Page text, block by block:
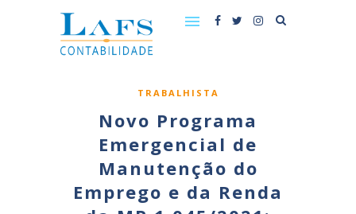
TRABALHISTA
Novo Programa
Emergencial de
Manutenção do
Emprego e da Renda